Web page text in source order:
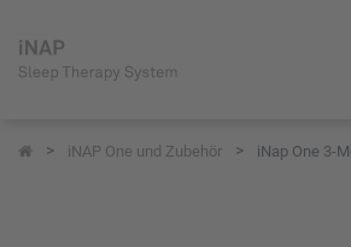
iNAP One und Zubehör iNap One 3-